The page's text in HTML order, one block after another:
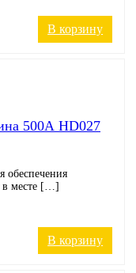
В корзину
500А HD027
обеспечения
в месте […]
В корзину